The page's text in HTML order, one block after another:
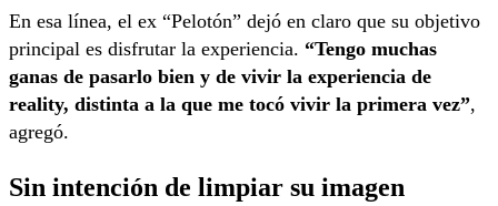
En esa línea, el ex “Pelotón” dejó en claro que su objetivo
principal es disfrutar la experiencia. “Tengo muchas
ganas de pasarlo bien y de vivir la experiencia de
reality, distinta a la que me tocó vivir la primera vez”,
agregó.
Sin intención de limpiar su imagen